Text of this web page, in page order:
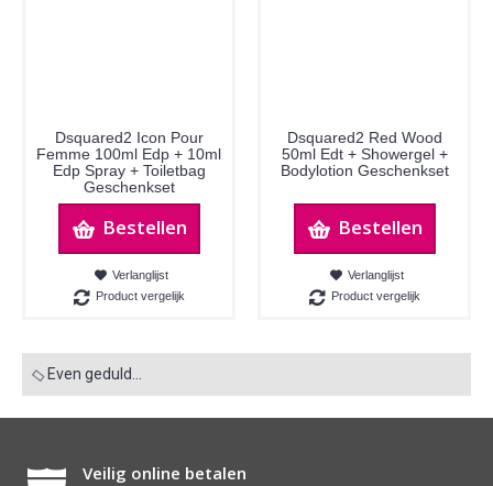
Dsquared2 Icon Pour
Femme 100ml Edp + 10ml
Edp Spray + Toiletbag
Geschenkset
Bestellen
Verlanglijst
Product vergelijk
Dsquared2 Red Wood
50ml Edt + Showergel +
Bodylotion Geschenkset
Bestellen
Verlanglijst
Product vergelijk
Even geduld...
Veilig online betalen